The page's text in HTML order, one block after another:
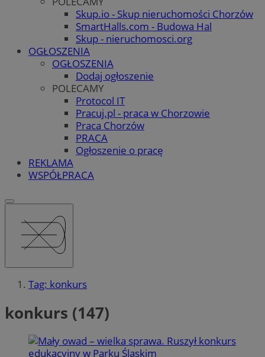
Skup.io - Skup nieruchomości Chorzów
SmartHalls.com - Budowa Hal
Skup - nieruchomosci.org
OGŁOSZENIA
OGŁOSZENIA
Dodaj ogłoszenie
POLECAMY
Protocol IT
Pracuj.pl - praca w Chorzowie
Praca Chorzów
PRACA
Ogłoszenie o pracę
REKLAMA
WSPÓŁPRACA
Tag: konkurs
konkurs (147)